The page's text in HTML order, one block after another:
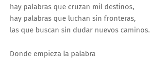
hay palabras que cruzan mil destinos,
hay palabras que luchan sin fronteras,
las que buscan sin dudar nuevos caminos.
Donde empieza la palabra